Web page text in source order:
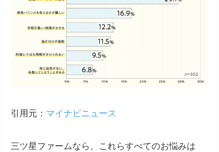
引用元： マイナビニュース
三ツ星ファームなら、これらすべてのお悩みは